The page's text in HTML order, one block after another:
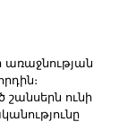
առաջնության
ունի